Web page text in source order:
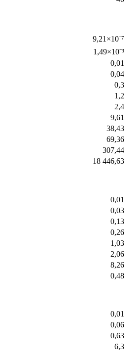
9,21×10⁻⁷
1,49×10⁻³
0,01
0,04
0,3
1,2
2,4
9,61
38,43
69,36
307,44
18 446,63
0,01
0,03
0,13
0,26
1,03
2,06
8,26
0,48
0,01
0,06
0,63
6,3